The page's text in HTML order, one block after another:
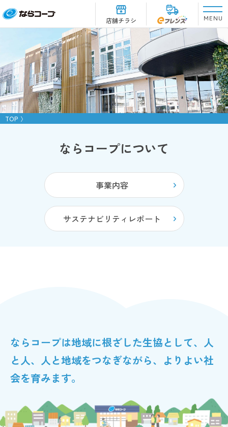
店舗チラシ MENU
TOP
ならコープについて
事業内容
サステナビリティレポート
ならコープは地域に根ざした生協として、 人
と人、人と地域をつなぎながら、よりよい社
会を育みます。